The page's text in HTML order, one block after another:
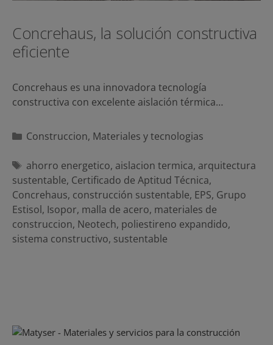
Concrehaus, la solución constructiva
eficiente
Concrehaus es una innovadora tecnología
constructiva con excelente aislación térmica…
Categorías
Construccion, Materiales y tecnologias
Etiquetas
ahorro energetico, aislacion termica, arquitectura
sustentable, Certificado de Aptitud Técnica,
Concrehaus, construcción sustentable, EPS, Grupo
Estisol, Isopor, malla de acero, materiales de
construccion, Neotech, poliestireno expandido,
sistema constructivo, sustentable